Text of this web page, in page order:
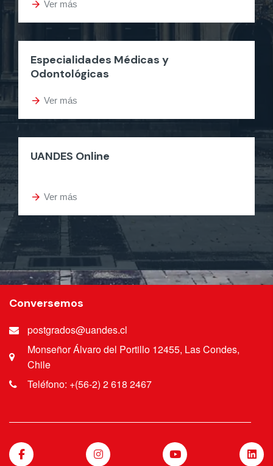
arrow_forward Ver más
Especialidades Médicas y
Odontológicas
arrow_forward Ver más
UANDES Online
arrow_forward Ver más
Conversemos
postgrados@uandes.cl
Monseñor Álvaro del Portillo 12455, Las Condes,
Chile
Teléfono: +(56-2) 2 618 2467